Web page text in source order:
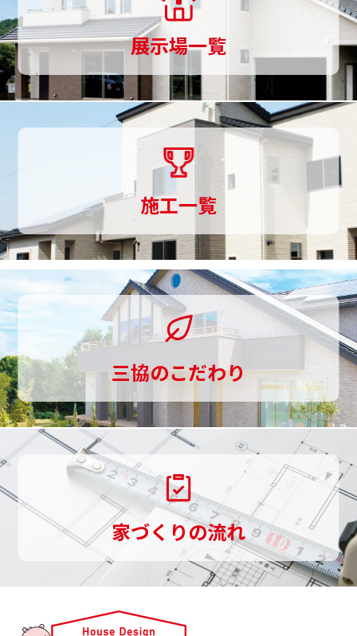
用する必要が生じた場合には、法令により許さ
れる場合を除き、その利用について、ご利用者
様の同意を頂くものとします。[個人情報の第三
者提供]
当社は、ご利用者様の同意なしに第三者へご利
用者様の個人情報の提供は行いません。但し個
人情報に適用される法律その他の規範により、
当社が従うべき法令上の義務等の特別な事情が
ある場合は、この限りではありません。[個人情
報の開示・修正等の手続]
ご利用者様からご提供頂いた個人情報に関し
て、照会、訂正、削除を要望される場合は、お
問い合わせ先窓口までご請求ください。当該ご
請求が当社の業務に著しい支障をきたす場合等
を除き、ご利用者様ご本人によるものであるこ
とが確認できた場合に限り、合理的な期間内
に、ご利用者様の個人情報を開示、訂正、削除
致します。[個人情報の保護に関する法令・規範
の遵守について]
当社は、当社が保有する個人情報に関して適用
される個人情報保護関連法令及び規範を遵守し
ます。また本方針は、日本国の法律、その他規
範により判断致します。本方針は、当社の個人
情報の取り扱いに関しての基本的な方針を定め
るものであり、当社は本方針に則って、個人情
報保護法等の法令・規範に基づく個人情報の保
護に努めます。[個人情報の安全管理措置につい
ら
家
づ
く
で
一
貫
し
て
お
手
し
協
展示場一覧
施工一覧
三協のこだわり
家づくりの流れ